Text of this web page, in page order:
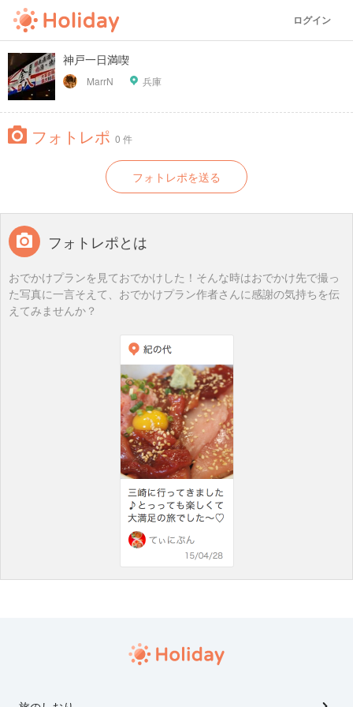
ログイン
神戸一日満喫
MarrN 兵庫
フォトレポ 0 件
フォトレポを送る
フォトレポとは
おでかけプランを見ておでかけした！そんな時はおでかけ先で撮っ
た写真に一言そえて、おでかけプラン作者さんに感謝の気持ちを伝
えてみませんか？